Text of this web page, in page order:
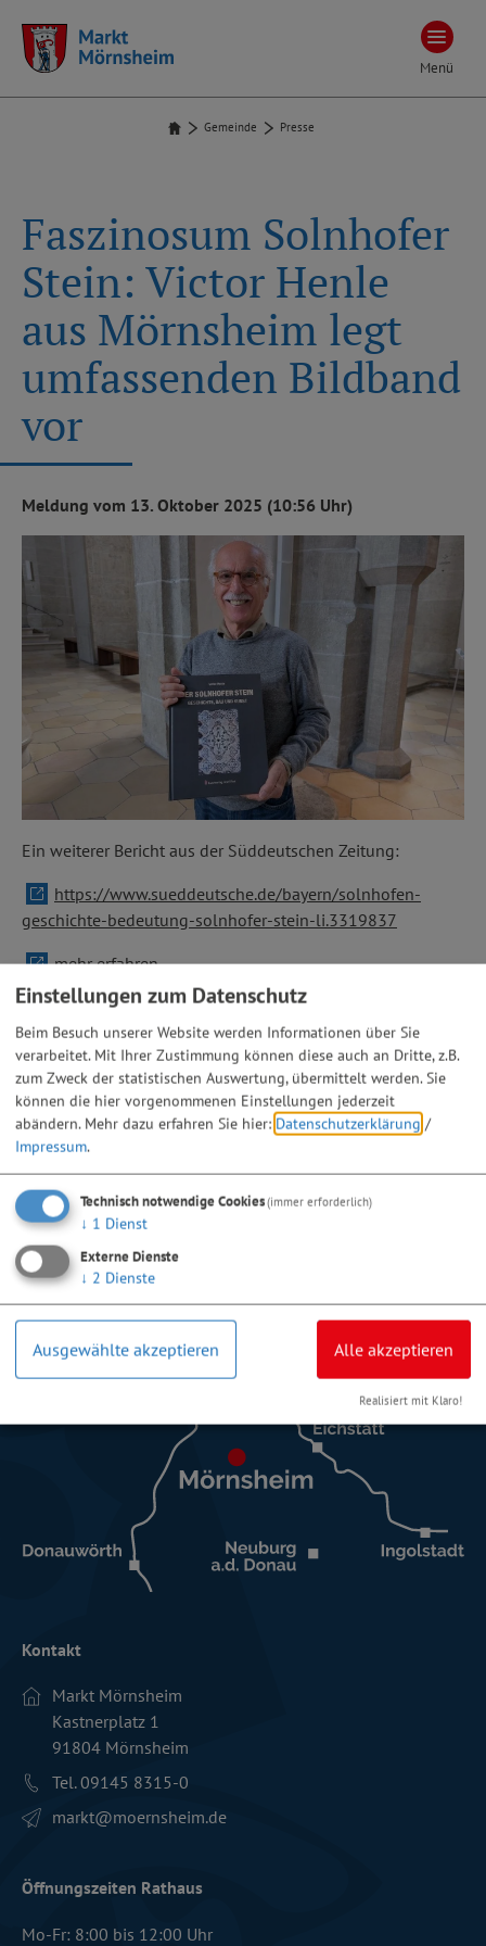
Menü
Gemeinde Presse
Faszinosum Solnhofer
Stein: Victor Henle
aus Mörnsheim legt
umfassenden Bildband
vor
Meldung vom 13. Oktober 2025 (10:56 Uhr)
Ein weiterer Bericht aus der Süddeutschen Zeitung:
https://www.sueddeutsche.de/bayern/solnhofen-
geschichte-bedeutung-solnhofer-stein-li.3319837
mehr erfahren
Kontakt
Markt Mörnsheim
Kastnerplatz 1
91804 Mörnsheim
Tel. 09145 8315-0
markt­@moernsheim.de
Öffnungszeiten Rathaus
Mo-Fr: 8:00 bis 12:00 Uhr
Einstellungen zum Datenschutz
Beim Besuch unserer Website werden Informationen über Sie
verarbeitet. Mit Ihrer Zustimmung können diese auch an Dritte, z.B.
zum Zweck der statistischen Auswertung, übermittelt werden. Sie
können die hier vorgenommenen Einstellungen jederzeit
abändern. Mehr dazu erfahren Sie hier: Datenschutzerklärung /
Impressum.
Technisch notwendige Cookies(immer erforderlich)
↓ 1 Dienst
Externe Dienste
↓ 2 Dienste
Ausgewählte akzeptieren Alle akzeptieren
Realisiert mit Klaro!